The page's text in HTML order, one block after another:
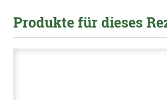
Produkte für dieses